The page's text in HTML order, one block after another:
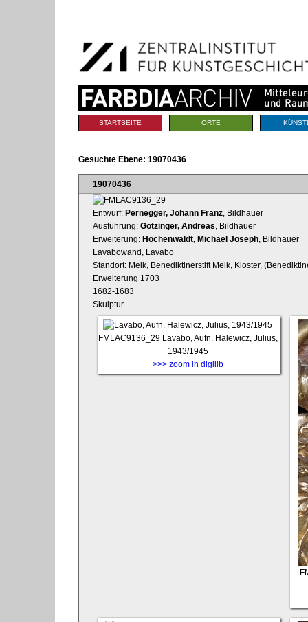
Navigation
Sektionen
STARTSEITE ORTE
Gesuchte Ebene: 19070436
19070436
Entwurf: Pernegger, Johann Franz , Bildhauer
Ausführung: Götzinger, Andreas , Bildhauer
Erweiterung: Höchenwaldt, Michael Joseph , Bildhauer
Lavabowand, Lavabo
Standort: Melk, Benediktinerstift Melk, Kloster,
Erweiterung 1703
1682-1683
Skulptur
FMLAC9136_29 Lavabo, Aufn. Halewicz, Julius,
1943/1945
>>> zoom in digilib